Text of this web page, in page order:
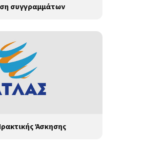
συγγραμμάτων
Άσκησης